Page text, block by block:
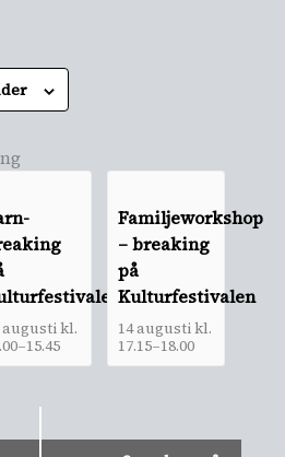
augusti kl.
–15.45
Familjeworkshop
– breaking
på
Kulturfestivalen
14 augusti kl.
17.15–18.00